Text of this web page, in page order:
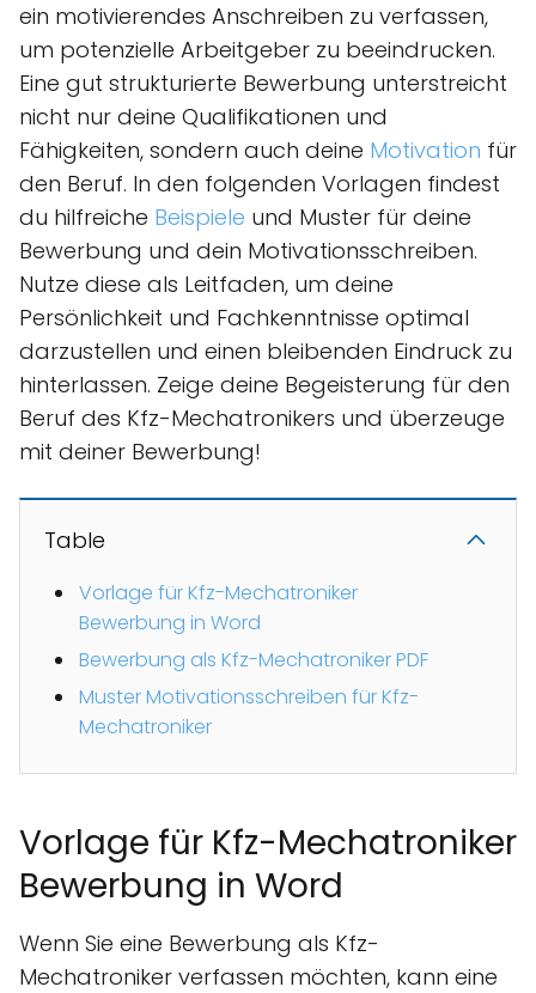
ein motivierendes Anschreiben zu verfassen,
um potenzielle Arbeitgeber zu beeindrucken.
Eine gut strukturierte Bewerbung unterstreicht
nicht nur deine Qualifikationen und
Fähigkeiten, sondern auch deine Motivation für
den Beruf. In den folgenden Vorlagen findest
du hilfreiche Beispiele und Muster für deine
Bewerbung und dein Motivationsschreiben.
Nutze diese als Leitfaden, um deine
Persönlichkeit und Fachkenntnisse optimal
darzustellen und einen bleibenden Eindruck zu
hinterlassen. Zeige deine Begeisterung für den
Beruf des Kfz-Mechatronikers und überzeuge
mit deiner Bewerbung!
Table
Vorlage für Kfz-Mechatroniker
Bewerbung in Word
Bewerbung als Kfz-Mechatroniker PDF
Muster Motivationsschreiben für Kfz-
Mechatroniker
Vorlage für Kfz-Mechatroniker
Bewerbung in Word
Wenn Sie eine Bewerbung als Kfz-
Mechatroniker verfassen möchten, kann eine